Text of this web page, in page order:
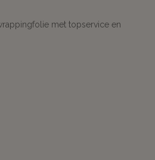
met topservice en